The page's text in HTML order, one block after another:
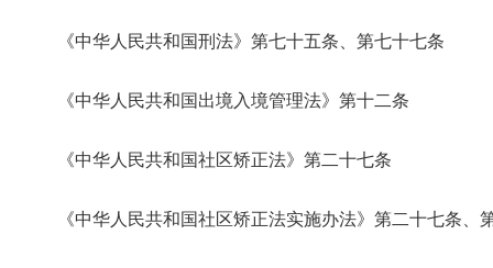
《中华人民共和国刑法》第七十五条、第七十七条
《中华人民共和国出境入境管理法》第十二条
《中华人民共和国社区矫正法》第二十七条
《中华人民共和国社区矫正法实施办法》第二十七条、